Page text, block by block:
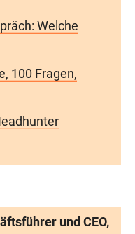
Welche
100 Fragen,
und CEO,